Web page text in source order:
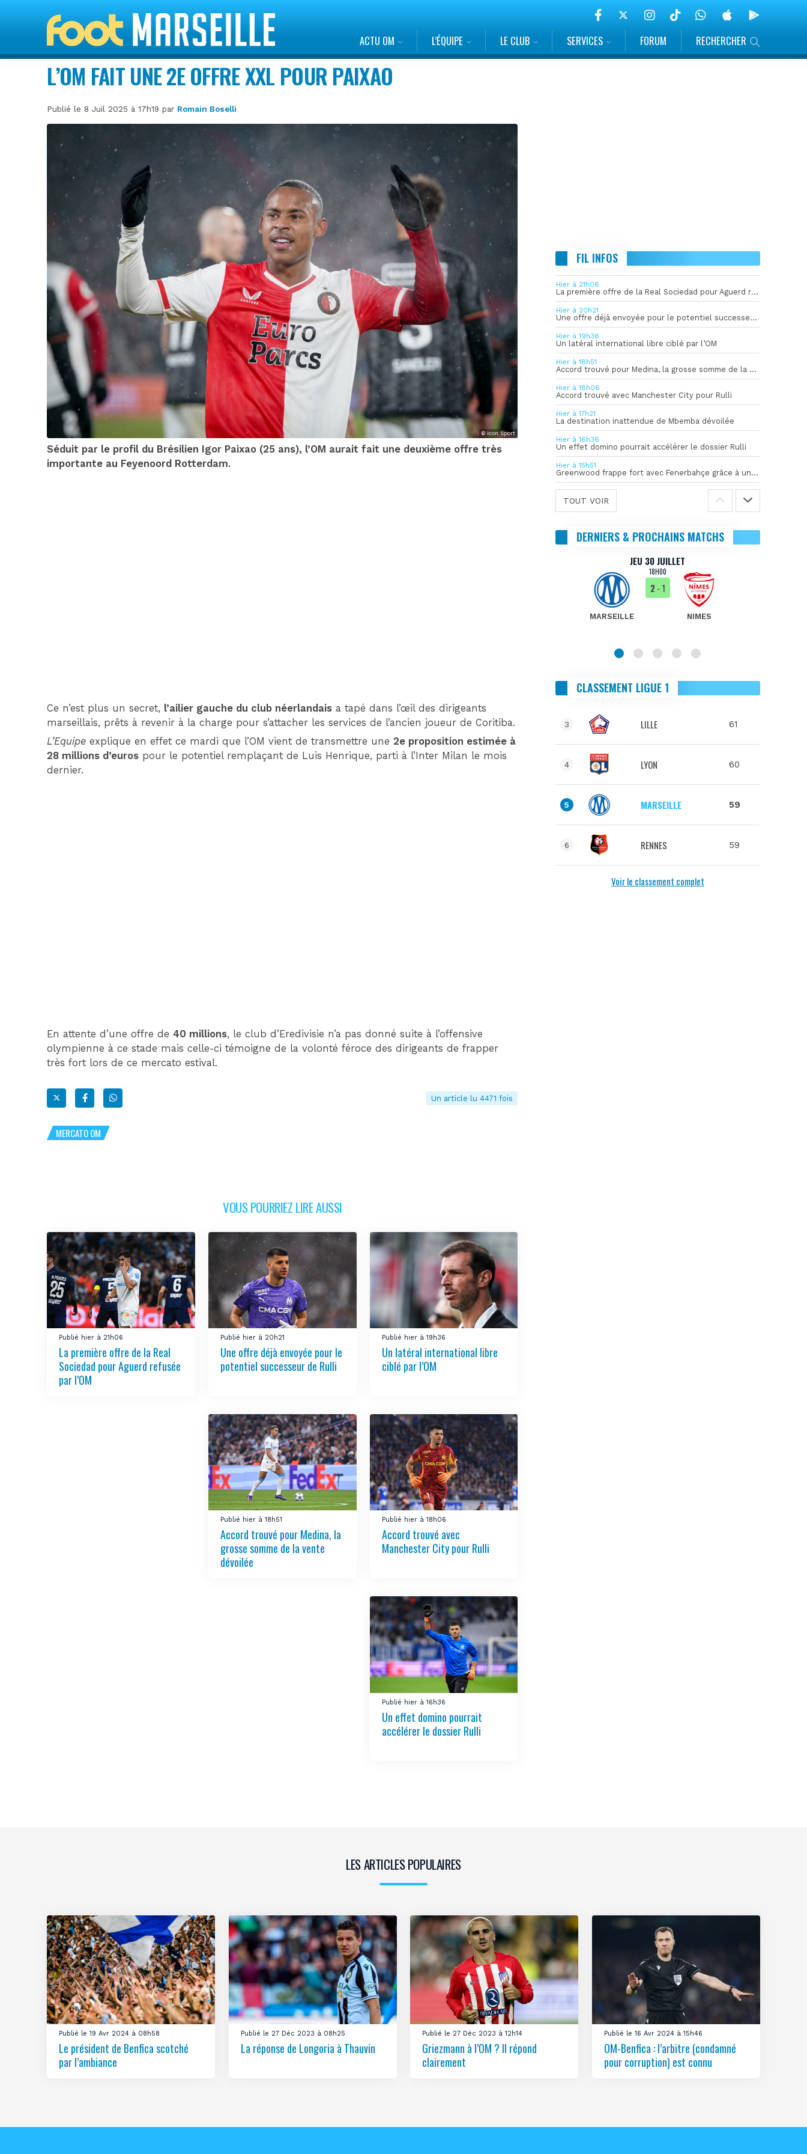
ACTU OM L’ÉQUIPE LE CLUB SERVICES FORUM RECHERCHER
L’OM FAIT UNE 2E OFFRE XXL POUR PAIXAO
Publié le 8 Juil 2025 à 17h19 par Romain Boselli
© Icon Sport
Séduit par le profil du Brésilien Igor Paixao (25 ans), l’OM aurait fait une deuxième offre très
importante au Feyenoord Rotterdam.
Ce n’est plus un secret, l’ailier gauche du club néerlandais a tapé dans l’œil des dirigeants
marseillais, prêts à revenir à la charge pour s’attacher les services de l’ancien joueur de Coritiba.
L’Equipe explique en effet ce mardi que l’OM vient de transmettre une2e proposition estimée à
28 millions d’euros pour le potentiel remplaçant de Luis Henrique, parti à l’Inter Milan le mois
dernier.
En attente d’une offre de 40 millions, le club d’Eredivisie n’a pas donné suite à l’offensive
olympienne à ce stade mais celle-ci témoigne de la volonté féroce des dirigeants de frapper
très fort lors de ce mercato estival.
Un article lu 4471 fois
MERCATO OM
VOUS POURRIEZ LIRE AUSSI
Publié hier à 21h06
La première offre de la Real
Sociedad pour Aguerd refusée
par l’OM
Publié hier à 20h21
Une offre déjà envoyée pour le
potentiel successeur de Rulli
Publié hier à 19h36
Un latéral international libre
ciblé par l’OM
Publié hier à 18h51
Accord trouvé pour Medina, la
grosse somme de la vente
dévoilée
Publié hier à 18h06
Accord trouvé avec
Manchester City pour Rulli
Publié hier à 16h36
Un effet domino pourrait
accélérer le dossier Rulli
FIL INFOS
Hier à 21h06
La première offre de la Real Sociedad pour Aguerd refusée par l’OM
Hier à 20h21
Une offre déjà envoyée pour le potentiel successeur de Rulli
Hier à 19h36
Un latéral international libre ciblé par l’OM
Hier à 18h51
Accord trouvé pour Medina, la grosse somme de la vente dévoilée
Hier à 18h06
Accord trouvé avec Manchester City pour Rulli
Hier à 17h21
La destination inattendue de Mbemba dévoilée
Hier à 16h36
Un effet domino pourrait accélérer le dossier Rulli
Hier à 15h51
Greenwood frappe fort avec Fenerbahçe grâce à un but spectaculaire
TOUT VOIR
DERNIERS & PROCHAINS MATCHS
JEU 30 JUILLET
18H00
MARSEILLE
2- 1
NIMES
CLASSEMENT LIGUE 1
3 LILLE 61
4 LYON 60
5 MARSEILLE 59
6 RENNES 59
Voir le classement complet
LES ARTICLES POPULAIRES
Publié le 19 Avr 2024 à 08h58
Le président de Benfica scotché
par l’ambiance
Publié le 27 Déc 2023 à 08h25
La réponse de Longoria à Thauvin
Publié le 27 Déc 2023 à 12h14
Griezmann à l’OM ? Il répond
clairement
Publié le 16 Avr 2024 à 15h46
OM-Benfica : l’arbitre (condamné
pour corruption) est connu